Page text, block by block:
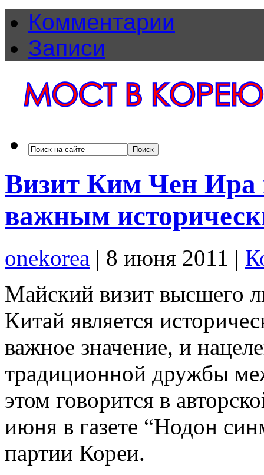
Комментарии
Записи
Визит Ким Чен Ира
важным
onekorea | 8 июня 2011 |
Майский визит высшего
Китай является
важное значение, и
традиционной дружбы
этом говорится в
июня в газете “Нодон
партии Кореи.